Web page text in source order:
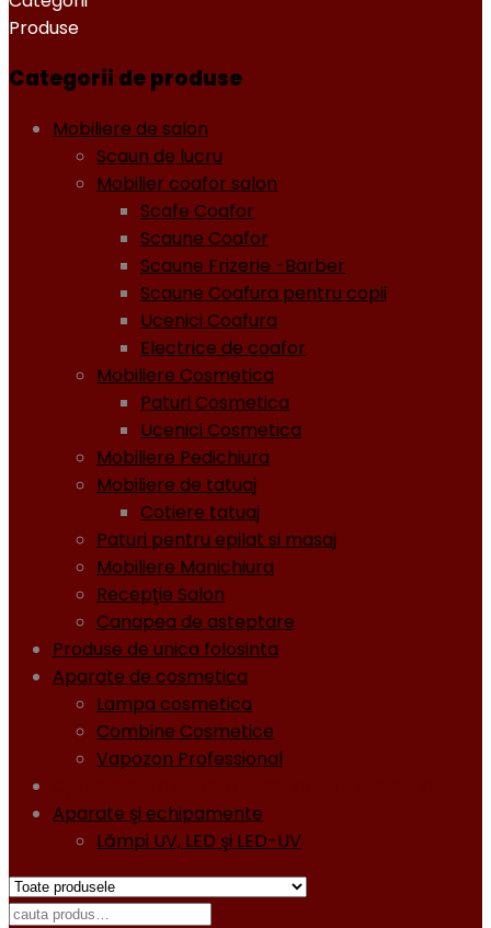
Produse
Categorii de produse
Mobiliere de salon
Scaun de lucru
Mobilier coafor salon
Scafe Coafor
Scaune Coafor
Scaune Frizerie -Barber
Scaune Coafura pentru copii
Ucenici Coafura
Electrice de coafor
Mobiliere Cosmetica
Paturi Cosmetica
Ucenici Cosmetica
Mobiliere Pedichiura
Mobiliere de tatuaj
Cotiere tatuaj
Paturi pentru epilat si masaj
Mobiliere Manichiura
Recepţie Salon
Canapea de asteptare
Produse de unica folosinta
Aparate de cosmetica
Lampa cosmetica
Combine Cosmetice
Vapozon Professional
Aparate şi echipamente
Lămpi UV, LED şi LED-UV